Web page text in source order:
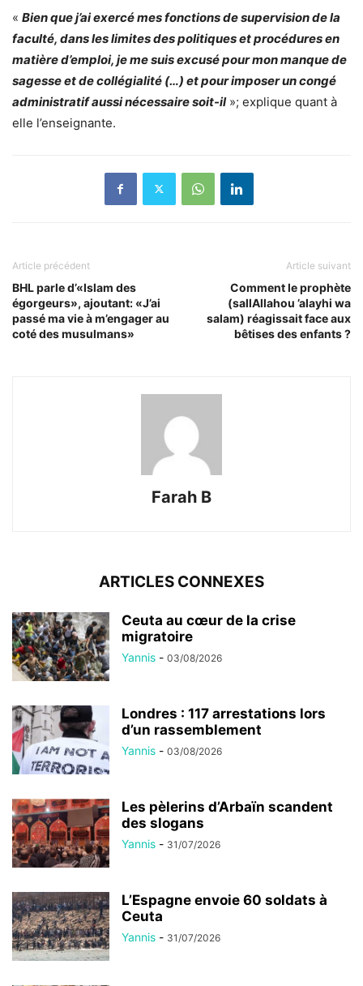
« Bien que j’ai exercé mes fonctions de supervision de la
faculté, dans les limites des politiques et procédures en
matière d’emploi, je me suis excusé pour mon manque de
sagesse et de collégialité (…) et pour imposer un congé
administratif aussi nécessaire soit-il »; explique quant à
elle l’enseignante.
Article précédent
BHL parle d’«Islam des
égorgeurs», ajoutant: «J’ai
passé ma vie à m’engager au
coté des musulmans»
Article suivant
Comment le prophète
(sallAllahou ’alayhi wa
salam) réagissait face aux
bêtises des enfants ?
Farah B
ARTICLES CONNEXES
Ceuta au cœur de la crise
migratoire
Yannis - 03/08/2026
Londres : 117 arrestations lors
d’un rassemblement
Yannis - 03/08/2026
Les pèlerins d’Arbaïn scandent
des slogans
Yannis - 31/07/2026
L’Espagne envoie 60 soldats à
Ceuta
Yannis - 31/07/2026